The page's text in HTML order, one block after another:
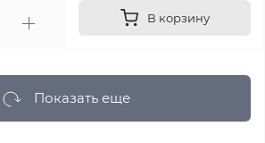
В корзину
Показать еще